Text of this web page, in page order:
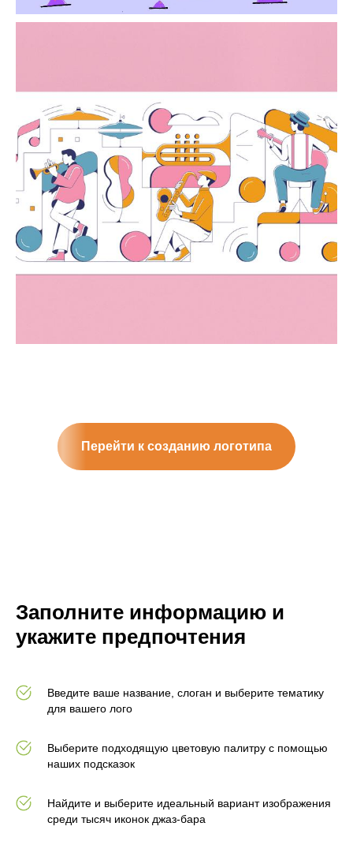
Перейти к созданию логотипа
Заполните информацию и
укажите предпочтения
Введите ваше название, слоган и выберите тематику
для вашего лого
Выберите подходящую цветовую палитру с помощью
наших подсказок
Найдите и выберите идеальный вариант изображения
среди тысяч иконок джаз-бара